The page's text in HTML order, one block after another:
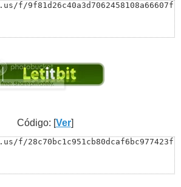
f/9f81d26c40a3d7062458108a66607f
Código: [ Ver]
f/28c70bc1c951cb80dcaf6bc977423f